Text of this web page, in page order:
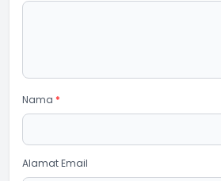
Nama *
Alamat Email